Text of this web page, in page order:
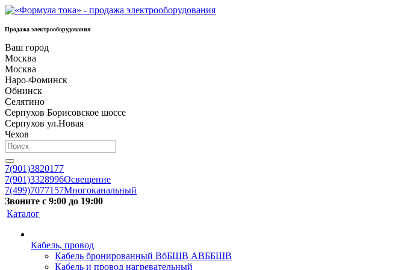
Продажа электрооборудования
Ваш город
Москва
Москва
Наро-Фоминск
Обнинск
Селятино
Серпухов Борисовское шоссе
Серпухов ул.Новая
Чехов
7(901)3820177
7(901)3328996Освещение
7(499)7077157Многоканальный
Звоните с 9:00 до 19:00
Каталог
Кабель, провод
Кабель бронированный ВбБШВ АВББШВ
Кабель и провод нагревательный